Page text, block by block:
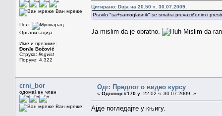
Ван мреже
Пол:
Организација:
Име и презиме:
Đorđe Božović
Струка: lingvist
Поруке: 4.322
Цитирано: Duja на 20.50 ч. 30.07.2009.
Pravilo "sa+samoglasnik" se smatra prevaziđenim i
Ja mislim da je obratno. Mislim da
crni_bor
одомаћен члан
Ван мреже
Одг: Предлог о видео курсу
« Одговор #170 у: 22.02 ч. 30.07.2009. »
Ајде пoгледајте у књигу.